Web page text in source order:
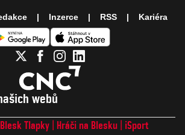
webů
Blesk Tlapky Hráči na Blesku
iSport
Inzerce RSS Kariéra